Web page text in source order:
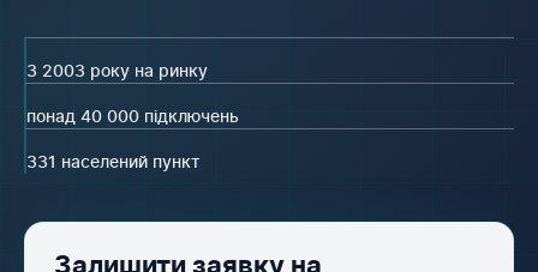
З 2003 року на ринку
понад 40 000 підключень
331 населений пункт
Залишити заявку на